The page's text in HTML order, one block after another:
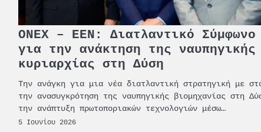
ONEX – ΕΕΝ: Διατλαντικό Σύμφωνο
για την ανάκτηση της ναυπηγικής
κυριαρχίας στη Δύση
Την ανάγκη για μια νέα διατλαντική στρατηγική με
την ανασυγκρότηση της ναυπηγικής βιομηχανίας στη
την ανάπτυξη πρωτοποριακών τεχνολογιών μέσω…
5 Ιουνίου 2026